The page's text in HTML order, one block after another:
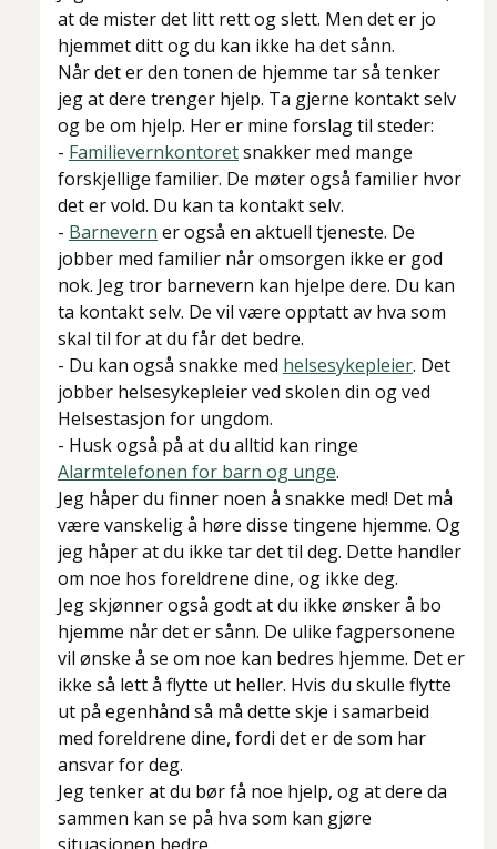
at de mister det litt rett og slett. Men det er jo
hjemmet ditt og du kan ikke ha det sånn.
Når det er den tonen de hjemme tar så tenker
jeg at dere trenger hjelp. Ta gjerne kontakt selv
og be om hjelp. Her er mine forslag til steder:
- Familievernkontoretsnakker med mange
forskjellige familier. De møter også familier hvor
det er vold. Du kan ta kontakt selv.
- Barnevern er også en aktuell tjeneste. De
jobber med familier når omsorgen ikke er god
nok. Jeg tror barnevern kan hjelpe dere. Du kan
ta kontakt selv. De vil være opptatt av hva som
skal til for at du får det bedre.
- Du kan også snakke med helsesykepleier. Det
jobber helsesykepleier ved skolen din og ved
Helsestasjon for ungdom.
- Husk også på at du alltid kan ringe
Alarmtelefonen for barn og unge.
Jeg håper du finner noen å snakke med! Det må
være vanskelig å høre disse tingene hjemme. Og
jeg håper at du ikke tar det til deg. Dette handler
om noe hos foreldrene dine, og ikke deg.
Jeg skjønner også godt at du ikke ønsker å bo
hjemme når det er sånn. De ulike fagpersonene
vil ønske å se om noe kan bedres hjemme. Det er
ikke så lett å flytte ut heller. Hvis du skulle flytte
ut på egenhånd så må dette skje i samarbeid
med foreldrene dine, fordi det er de som har
ansvar for deg.
Jeg tenker at du bør få noe hjelp, og at dere da
sammen kan se på hva som kan gjøre